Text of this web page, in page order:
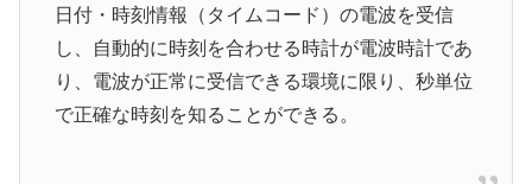
日付・時刻情報（タイムコード）の電波を受信
し、自動的に時刻を合わせる時計が電波時計であ
り、電波が正常に受信できる環境に限り、秒単位
で正確な時刻を知ることができる。